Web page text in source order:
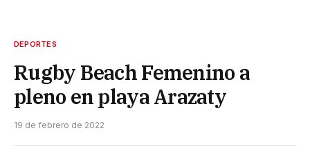
DEPORTES
Rugby Beach Femenino a
pleno en playa Arazaty
19 de febrero de 2022